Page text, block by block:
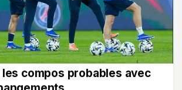
les compos probables avec